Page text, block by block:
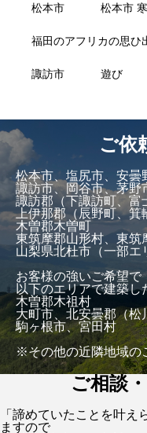
松本市 松本市
福田のアフリカの思ひ
諏訪市 遊び
ご依
松本市、塩尻市、安曇
諏訪市、岡谷市、茅野
諏訪郡（下諏訪町、富
上伊那郡（辰野町、箕
木曽郡木曽町
東筑摩郡山形村、東筑
山梨県北杜市（一部エ
お客様の強いご希望で
以下のエリアで建築
木曽郡木祖村
大町市、北安曇郡（松
駒ヶ根市、宮田村
※その他の近隣地域の
ご相談
「諦めていたことを叶え
ますので